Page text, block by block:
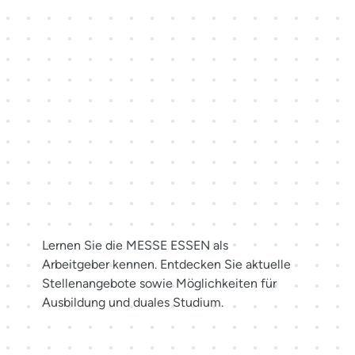
Karriere bei der MESSE
ESSEN
Lernen Sie die MESSE ESSEN als
Arbeitgeber kennen. Entdecken Sie aktuelle
Stellenangebote sowie Möglichkeiten für
Ausbildung und duales Studium.